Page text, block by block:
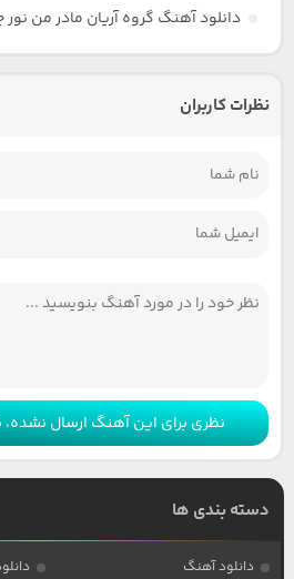
دانلود آهنگ گروه آریان مادر من
نظرات کاربران
نظری برای این آهنگ ارسال نشده،
دسته بندی ها
دانلود آهنگ